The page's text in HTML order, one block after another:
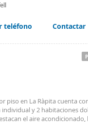
dispone de rampa de
con barbacoa. Ideal
al mar. Se alquila los meses
Características básicas
77m2
teléfono Contactar
piso en La Ràpita cuenta
y 2 habitaciones
el aire acondicionado,